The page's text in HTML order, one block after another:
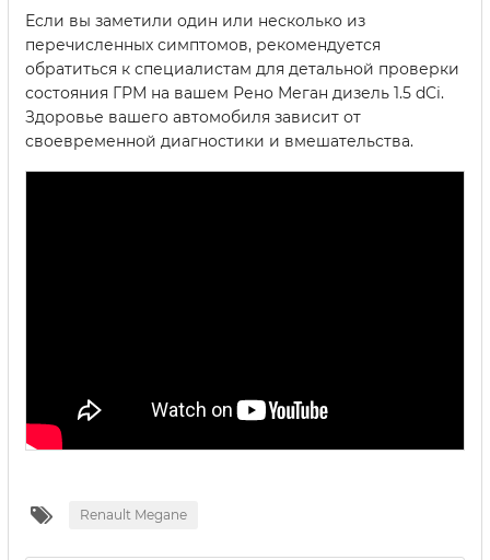
Если вы заметили один или несколько из
перечисленных симптомов, рекомендуется
обратиться к специалистам для детальной проверки
состояния ГРМ на вашем Рено Меган дизель 1.5 dCi.
Здоровье вашего автомобиля зависит от
своевременной диагностики и вмешательства.
Renault Megane